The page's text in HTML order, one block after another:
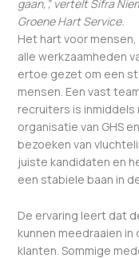
gaan,”, vertelt Sifra
Groene Hart Service.
Het hart voor
alle werkzaamheden
ertoe gezet om een
mensen. Een vast
recruiters is
organisatie van GHS
bezoeken van
juiste kandidaten en
een stabiele baan in
De ervaring leert dat
kunnen meedraaien
klanten. Sommige